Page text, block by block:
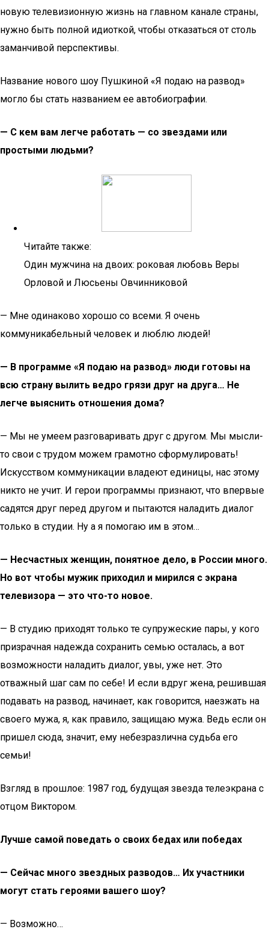
новую телевизионную жизнь на главном канале страны,
нужно быть полной идиоткой, чтобы отказаться от столь
заманчивой перспективы.
Название нового шоу Пушкиной «Я подаю на развод»
могло бы стать названием ее автобиографии.
— С кем вам легче работать — со звездами или
простыми людьми?
Читайте также:
Один мужчина на двоих: роковая любовь Веры
Орловой и Люсьены Овчинниковой
— Мне одинаково хорошо со всеми. Я очень
коммуникабельный человек и люблю людей!
— В программе «Я подаю на развод» люди готовы на
всю страну вылить ведро грязи друг на друга… Не
легче выяснить отношения дома?
— Мы не умеем разговаривать друг с другом. Мы мысли-
то свои с трудом можем грамотно сформулировать!
Искусством коммуникации владеют единицы, нас этому
никто не учит. И герои программы признают, что впервые
садятся друг перед другом и пытаются наладить диалог
только в студии. Ну а я помогаю им в этом…
— Несчастных женщин, понятное дело, в России много.
Но вот чтобы мужик приходил и мирился с экрана
телевизора — это что-то новое.
— В студию приходят только те супружеские пары, у кого
призрачная надежда сохранить семью осталась, а вот
возможности наладить диалог, увы, уже нет. Это
отважный шаг сам по себе! И если вдруг жена, решившая
подавать на развод, начинает, как говорится, наезжать на
своего мужа, я, как правило, защищаю мужа. Ведь если он
пришел сюда, значит, ему небезразлична судьба его
семьи!
Взгляд в прошлое: 1987 год, будущая звезда телеэкрана с
отцом Виктором.
Лучше самой поведать о своих бедах или победах
— Сейчас много звездных разводов… Их участники
могут стать героями вашего шоу?
— Возможно…